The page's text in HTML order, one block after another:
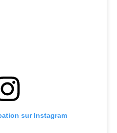
sur Instagram